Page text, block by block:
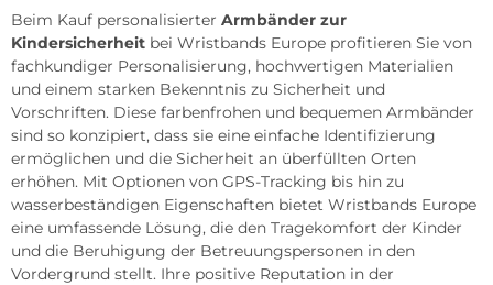
Beim Kauf personalisierter Armbänder zur
Kindersicherheit bei Wristbands Europe profitieren Sie von
fachkundiger Personalisierung, hochwertigen Materialien
und einem starken Bekenntnis zu Sicherheit und
Vorschriften. Diese farbenfrohen und bequemen Armbänder
sind so konzipiert, dass sie eine einfache Identifizierung
ermöglichen und die Sicherheit an überfüllten Orten
erhöhen. Mit Optionen von GPS-Tracking bis hin zu
wasserbeständigen Eigenschaften bietet Wristbands Europe
eine umfassende Lösung, die den Tragekomfort der Kinder
und die Beruhigung der Betreuungspersonen in den
Vordergrund stellt. Ihre positive Reputation in der